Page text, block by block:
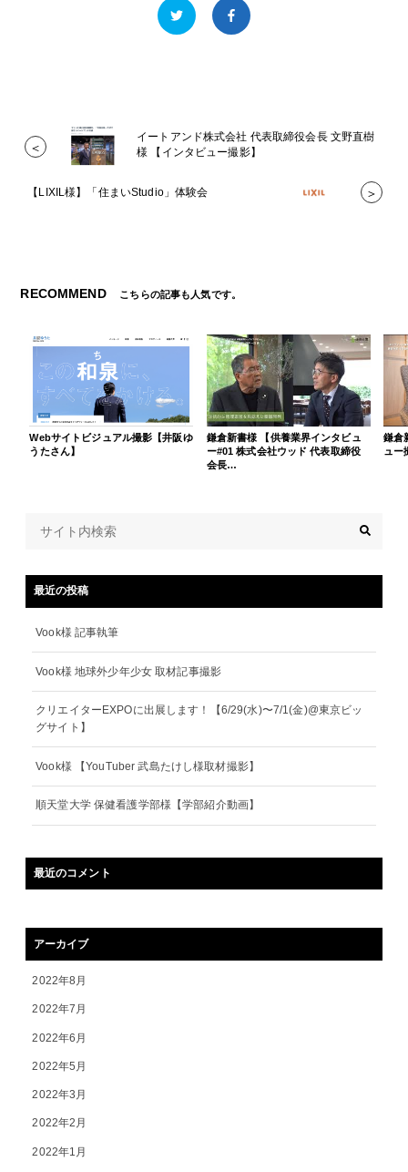
＜
イートアンド株式会社 代表取締役会長 文野直樹
様 【インタビュー撮影】
【LIXIL様】「住まいStudio」体験会 ＞
RECOMMEND こちらの記事も人気です。
Webサイトビジュアル撮影【井阪ゆ
うたさん】
鎌倉新書様 【供養業界インタビュ
ー#01 株式会社ウッド 代表取締役
会長…
鎌倉
ュー
最近の投稿
Vook様 記事執筆
Vook様 地球外少年少女 取材記事撮影
クリエイターEXPOに出展します！【6/29(水)〜7/1(金)@東京ビッ
グサイト】
Vook様 【YouTuber 武島たけし様取材撮影】
順天堂大学 保健看護学部様【学部紹介動画】
最近のコメント
アーカイブ
2022年8月
2022年7月
2022年6月
2022年5月
2022年3月
2022年2月
2022年1月